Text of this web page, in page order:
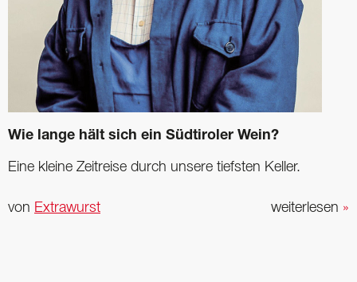
Wie lange hält sich ein Südtiroler Wein?
Eine kleine Zeitreise durch unsere tiefsten Keller.
weiterlesen »
von Extrawurst